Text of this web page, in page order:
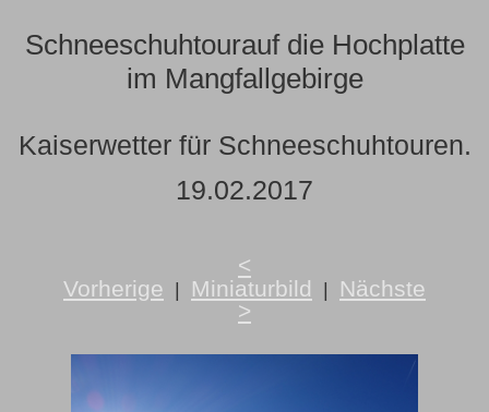
Schneeschuhtourauf die Hochplatte
im Mangfallgebirge
Kaiserwetter für Schneeschuhtouren.
19.02.2017
<
Vorherige
Miniaturbild
Nächste
>